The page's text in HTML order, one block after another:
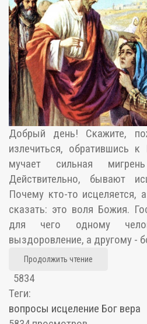
Добрый день! Скажите,
излечиться, обратившись к
мучает сильная
Действительно, бывают
Почему кто-то исцеляется,
сказать: это воля Божия.
для чего одному
выздоровление, а другому -
Продолжить чтение
5834
Теги:
вопросы исцеление Бог вера